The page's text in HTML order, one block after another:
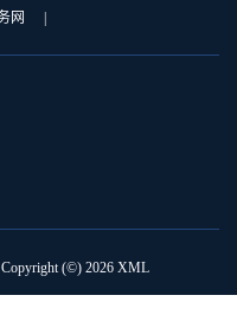
网 |
(©) 2026 XML